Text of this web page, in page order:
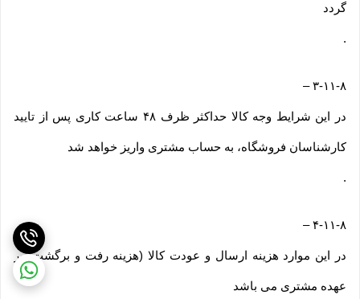
گردد
.
۳-۱۱-۸–
در این شرایط وجه کالا حداکثر ظرف ۴۸ ساعت کاری پس از تایید
کارشناسان فروشگاه، به حساب مشتری واریز خواهد شد
.
۴-۱۱-۸–
در این موارد هزینه ارسال و عودت کالا (هزینه رفت و برگشت) بر
عهده مشتری می باشد